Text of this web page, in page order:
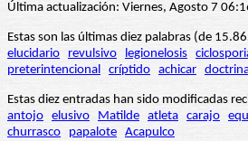
Última actualización: Viernes, Agosto 7
Estas son las últimas diez palabras (de
elucidario
revulsivo legionelosis
preterintencional críptido achicar
Estas diez entradas han sido modificadas
antojo elusivo Matilde atleta carajo
churrasco
papalote Acapulco